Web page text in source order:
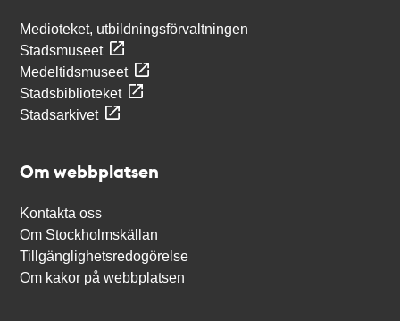
Medioteket, utbildningsförvaltningen
Stadsmuseet
Medeltidsmuseet
Stadsbiblioteket
Stadsarkivet
Om webbplatsen
Kontakta oss
Om Stockholmskällan
Tillgänglighetsredogörelse
Om kakor på webbplatsen